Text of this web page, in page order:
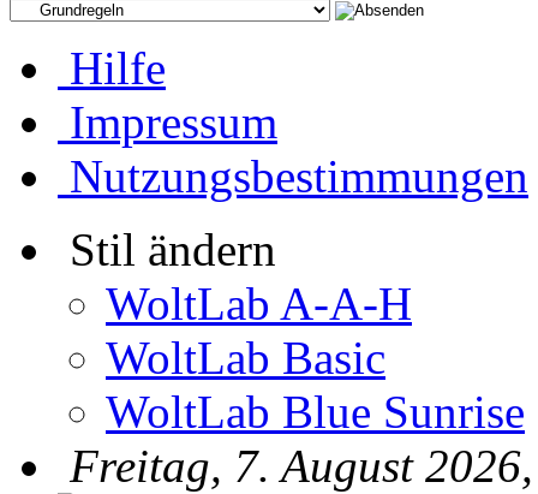
Hilfe
Impressum
Nutzungsbestimmungen
Stil ändern
WoltLab A-A-H
WoltLab Basic
WoltLab Blue Sunrise
Freitag, 7. August